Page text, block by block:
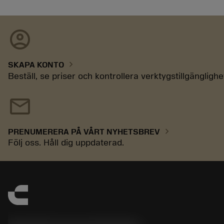
account_circle
SKAPA KONTO chevron_right
Beställ, se priser och kontrollera
mail
PRENUMERERA PÅ VÅRT NYHETSBREV chevron_right
Följ oss. Håll dig uppdaterad.